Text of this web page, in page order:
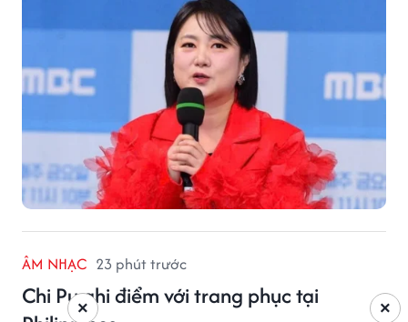
ÂM NHẠC 23 phút trước
Chi Pu ghi điểm với trang phục tại
×
×